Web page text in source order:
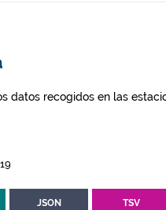
datos recogidos en las
JSON TSV